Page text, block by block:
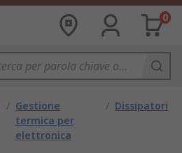
0
/ Gestione
termica per
elettronica
/ Dissipatori